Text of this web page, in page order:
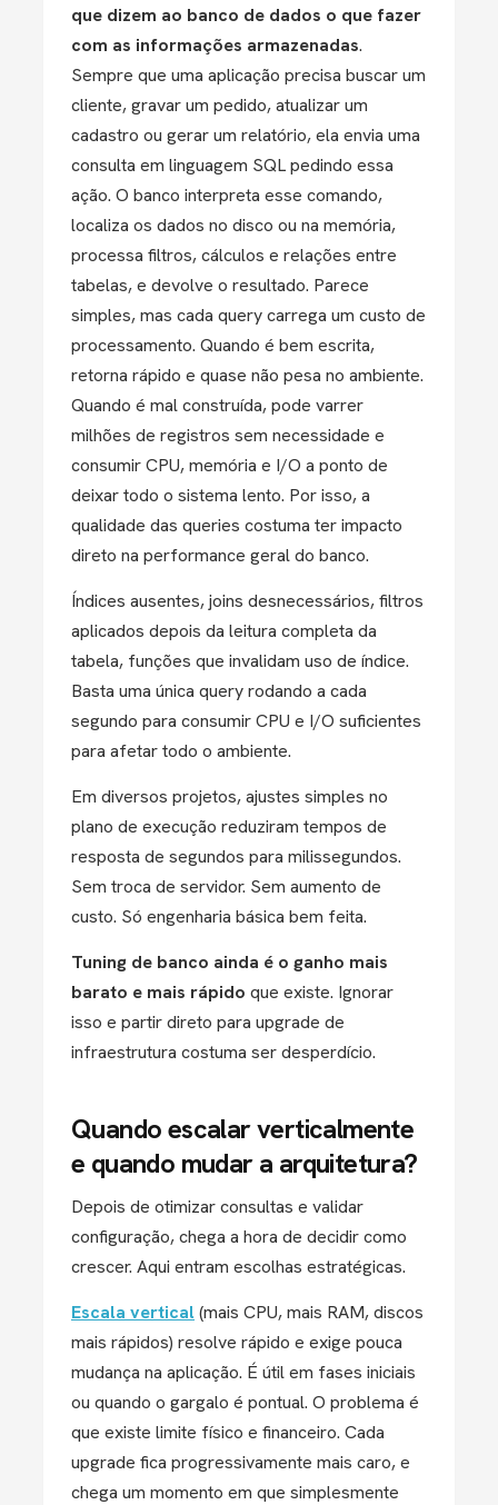
que dizem ao banco de dados o que fazer
com as informações armazenadas.
Sempre que uma aplicação precisa buscar um
cliente, gravar um pedido, atualizar um
cadastro ou gerar um relatório, ela envia uma
consulta em linguagem SQL pedindo essa
ação. O banco interpreta esse comando,
localiza os dados no disco ou na memória,
processa filtros, cálculos e relações entre
tabelas, e devolve o resultado. Parece
simples, mas cada query carrega um custo de
processamento. Quando é bem escrita,
retorna rápido e quase não pesa no ambiente.
Quando é mal construída, pode varrer
milhões de registros sem necessidade e
consumir CPU, memória e I/O a ponto de
deixar todo o sistema lento. Por isso, a
qualidade das queries costuma ter impacto
direto na performance geral do banco.
Índices ausentes, joins desnecessários, filtros
aplicados depois da leitura completa da
tabela, funções que invalidam uso de índice.
Basta uma única query rodando a cada
segundo para consumir CPU e I/O suficientes
para afetar todo o ambiente.
Em diversos projetos, ajustes simples no
plano de execução reduziram tempos de
resposta de segundos para milissegundos.
Sem troca de servidor. Sem aumento de
custo. Só engenharia básica bem feita.
Tuning de banco ainda é o ganho mais
barato e mais rápido que existe. Ignorar
isso e partir direto para upgrade de
infraestrutura costuma ser desperdício.
Quando escalar verticalmente
e quando mudar a arquitetura?
Depois de otimizar consultas e validar
configuração, chega a hora de decidir como
crescer. Aqui entram escolhas estratégicas.
Escala vertical(mais CPU, mais RAM, discos
mais rápidos) resolve rápido e exige pouca
mudança na aplicação. É útil em fases iniciais
ou quando o gargalo é pontual. O problema é
que existe limite físico e financeiro. Cada
upgrade fica progressivamente mais caro, e
chega um momento em que simplesmente